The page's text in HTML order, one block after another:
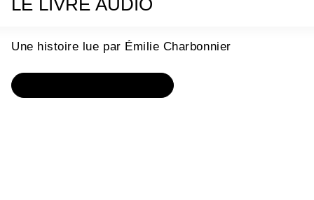
Une histoire lue par Émilie Charbonnier